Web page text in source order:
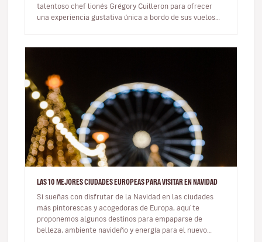
talentoso chef lionés Grégory Cuilleron para ofrecer
una experiencia gustativa única a bordo de sus vuelos
LAS 10 MEJORES CIUDADES EUROPEAS PARA VISITAR EN NAVIDAD
Si sueñas con disfrutar de la Navidad en las ciudades
más pintorescas y acogedoras de Europa, aquí te
proponemos algunos destinos para empaparse de
belleza, ambiente navideño y energía para el nuevo